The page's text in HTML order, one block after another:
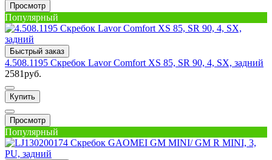
Просмотр
Популярный
Быстрый заказ
4.508.1195 Скребок Lavor Comfort XS 85, SR 90, 4, SX, задний
2581руб.
Купить
Просмотр
Популярный